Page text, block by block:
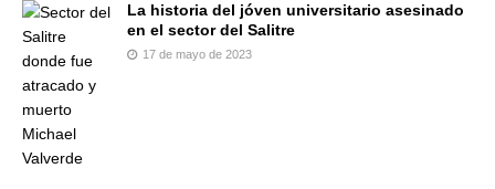
La historia del jóven universitario asesinado
en el sector del Salitre
17 de mayo de 2023